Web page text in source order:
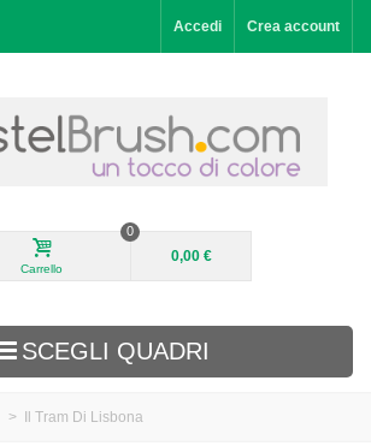
Accedi Crea account
Carrello
0
0,00 €
SCEGLI QUADRI
> Il Tram Di Lisbona